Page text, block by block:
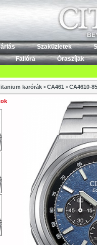
Szaküzletek
Falióra Óraszíjak
karórák>CA461 >CA4610-